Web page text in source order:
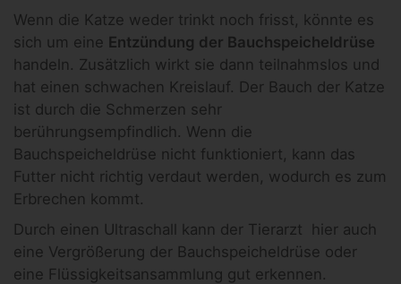
Wenn die Katze weder trinkt noch frisst, könnte es
sich um eine Entzündung der Bauchspeicheldrüse
handeln. Zusätzlich wirkt sie dann teilnahmslos und
hat einen schwachen Kreislauf. Der Bauch der Katze
ist durch die Schmerzen sehr
berührungsempfindlich. Wenn die
Bauchspeicheldrüse nicht funktioniert, kann das
Futter nicht richtig verdaut werden, wodurch es zum
Erbrechen kommt.
Durch einen Ultraschall kann der Tierarzt hier auch
eine Vergrößerung der Bauchspeicheldrüse oder
eine Flüssigkeitsansammlung gut erkennen.